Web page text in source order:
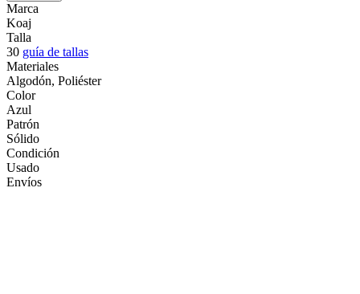
Marca
Koaj
Talla
30 guía de tallas
Materiales
Algodón, Poliéster
Color
Azul
Patrón
Sólido
Condición
Usado
Envíos